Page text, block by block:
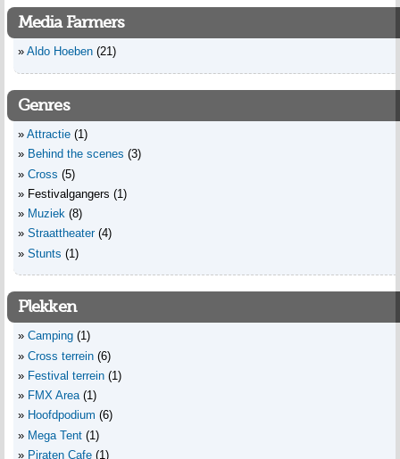
Media Farmers
Aldo Hoeben (21)
Genres
Attractie (1)
Behind the scenes (3)
Cross (5)
Festivalgangers (1)
Muziek (8)
Straattheater (4)
Stunts (1)
Plekken
Camping (1)
Cross terrein (6)
Festival terrein (1)
FMX Area (1)
Hoofdpodium (6)
Mega Tent (1)
Piraten Cafe (1)